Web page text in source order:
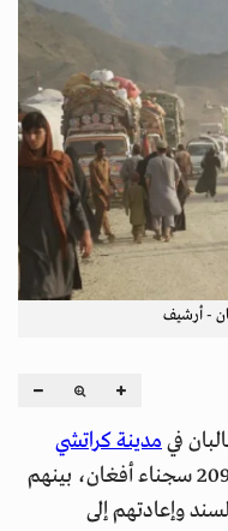
- أرشيف
فيمدينة كراتشي
، اليوم الأحد، الإفراج عن 209 سجناء أفغان، بينهم
وإعادتهم إلى